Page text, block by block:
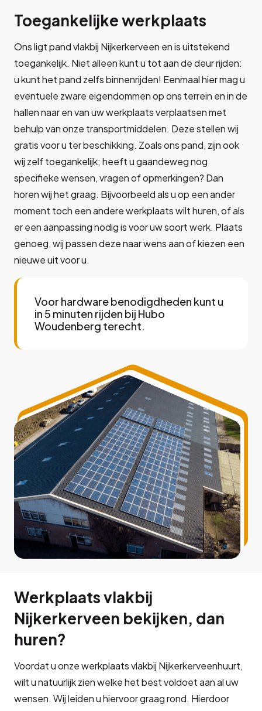
Toegankelijke werkplaats
Ons ligt pand vlakbij Nijkerkerveen en is uitstekend
toegankelijk. Niet alleen kunt u tot aan de deur rijden:
u kunt het pand zelfs binnenrijden! Eenmaal hier mag u
eventuele zware eigendommen op ons terrein en in de
hallen naar en van uw werkplaats verplaatsen met
behulp van onze transportmiddelen. Deze stellen wij
gratis voor u ter beschikking. Zoals ons pand, zijn ook
wij zelf toegankelijk; heeft u gaandeweg nog
specifieke wensen, vragen of opmerkingen? Dan
horen wij het graag. Bijvoorbeeld als u op een ander
moment toch een andere werkplaats wilt huren, of als
er een aanpassing nodig is voor uw soort werk. Plaats
genoeg, wij passen deze naar wens aan of kiezen een
nieuwe uit voor u.
Voor hardware benodigdheden kunt u
in 5 minuten rijden bij Hubo
Woudenberg terecht.
Werkplaats vlakbij
Nijkerkerveen bekijken, dan
huren?
Voordat u onze werkplaats vlakbij Nijkerkerveenhuurt,
wilt u natuurlijk zien welke het best voldoet aan al uw
wensen. Wij leiden u hiervoor graag rond. Hierdoor